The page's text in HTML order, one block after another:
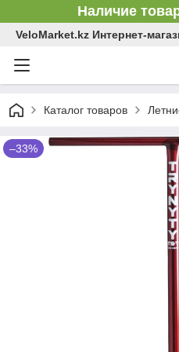
Наличие
VeloMarket.kz Интернет-
Каталог товаров
–33%